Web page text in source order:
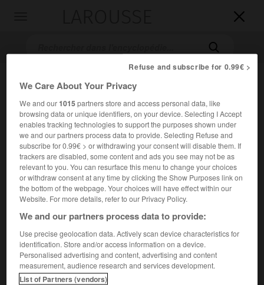


Accueil>Encyclopédie [litterature]> John Millington Synge
John MillingtonSynge
Cet article est extrait de l'ouvrage Larousse « Dictionnaire
mondial des littératures ».
Écrivain irlandais (Rathfarnham, près de Dublin, 1871 –
Dublin 1909).
Refuse and subscribe for 0.99€ >
We Care About Your Privacy
We and our1015partners store and access personal data, like
browsing data or unique identifiers, on your device. Selecting I Accept
enables tracking technologies to support the purposes shown under
we and our partners process data to provide. Selecting Refuse and
subscribe for 0.99€ > or withdrawing your consent will disable them. If
trackers are disabled, some content and ads you see may not be as
relevant to you. You can resurface this menu to change your choices
or withdraw consent at any time by clicking the Show Purposes link on
the bottom of the webpage. Your choices will have effect within our
Website. For more details, refer to our Privacy Policy.
We and our partners process data to provide:
Use precise geolocation data. Actively scan device characteristics for
identification. Store and/or access information on a device.
Personalised advertising and content, advertising and content
measurement, audience research and services development.
List of Partners (vendors)